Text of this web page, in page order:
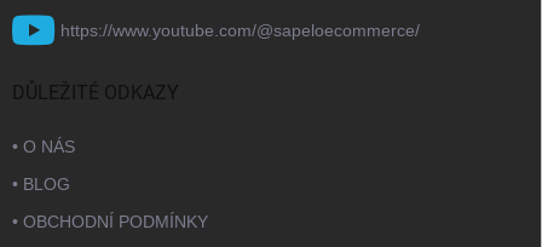
https://www.youtube.com/@sapeloecommerce/
DŮLEŽITÉ ODKAZY
• O NÁS
• BLOG
• OBCHODNÍ PODMÍNKY